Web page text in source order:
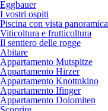
Eggbauer
I vostri ospiti
Piscina con vista panoramica
Viticoltura e frutticoltura
Il sentiero delle rogge
Abitare
Appartamento Mutspitze
Appartamento Hirzer
Appartamento Knottnkino
Appartamento Ifinger
Appartamento Dolomiten